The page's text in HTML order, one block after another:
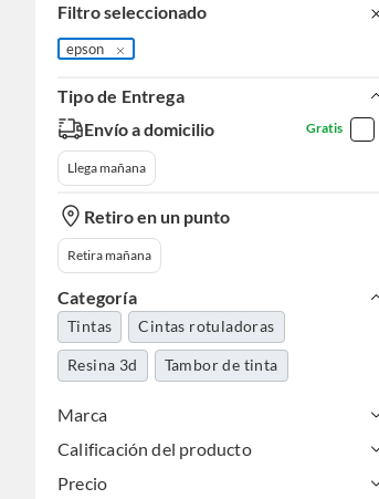
Filtro seleccionado
epson
Tipo de Entrega
Envío a domicilio
Gratis
Llega mañana
Retiro en un punto
Retira mañana
Categoría
Tintas Cintas rotuladoras
Resina 3d Tambor de tinta
Marca
Calificación del producto
Precio